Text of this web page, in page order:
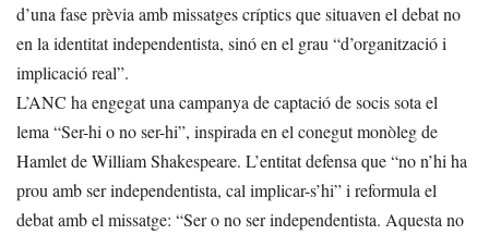
d’una fase prèvia amb missatges críptics que situaven el debat no
en la identitat independentista, sinó en el grau “d’organització i
implicació real”.
L’ANC ha engegat una campanya de captació de socis sota el
lema “Ser-hi o no ser-hi”, inspirada en el conegut monòleg de
Hamlet de William Shakespeare. L’entitat defensa que “no n’hi ha
prou amb ser independentista, cal implicar-s’hi” i reformula el
debat amb el missatge: “Ser o no ser independentista. Aquesta no